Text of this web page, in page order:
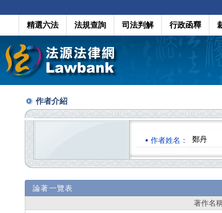
精選六法 法規查詢 司法判解 行政函釋
作者介紹
作者姓名： 鄭丹
論著一覽表
著作名